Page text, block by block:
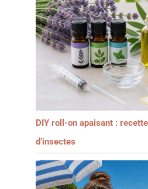
DIY roll-on apaisant :
d’insectes